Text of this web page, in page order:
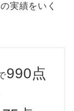
実績をいく
990点